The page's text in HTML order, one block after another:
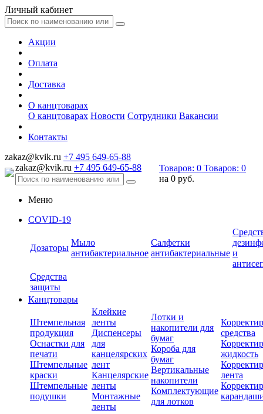
Личный кабинет
Акции
Оплата
Доставка
О канцтоварах
О канцтоварах Новости Сотрудники Вакансии
Контакты
zakaz@kvik.ru +7 495 649-65-88
zakaz@kvik.ru +7 495 649-65-88 Товаров: 0 Товаров: 0
на 0 руб.
Меню
COVID-19
Дозаторы
Мыло
антибактериальное
Салфетки
антибактериальные и
Средства
защиты
Канцтовары
Штемпельная
продукция
Оснастки для
печати
Штемпельные
краски
Штемпельные
подушки
Клейкие
ленты
Диспенсеры
для
канцелярских
лент
Канцелярские
ленты
Монтажные
ленты
Лотки и
накопители для
бумаг
Короба для
бумаг
Вертикальные
накопители
Комплектующие
для лотков
средства
жидкость
лента